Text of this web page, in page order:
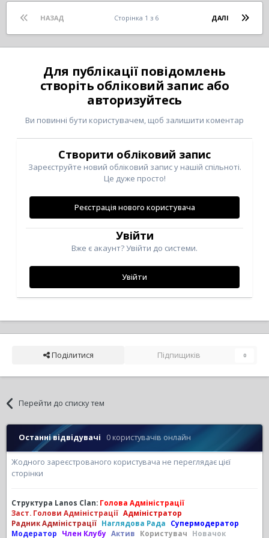
НАЗАД ДАЛІ
Сторінка 1 з 6
Для публікації повідомлень
створіть обліковий запис або
авторизуйтесь
Ви повинні бути користувачем, щоб залишити коментар
Створити обліковий запис
Зареєструйте новий обліковий запис у нашій спільноті.
Це дуже просто!
Реєстрація нового користувача
Увійти
Вже є акаунт? Увійти до системи.
Увійти
Поділитися Підпищиків 0
Перейти до списку тем
Останні відвідувачі 0 користувачів онлайн
Жодного зареєстрованого користувача не переглядає цієї
сторінки
Структура Lanos Clan: Голова Адміністрації
Заст. Голови Адміністрації Адміністратор
Радник Адміністрації Наглядова Рада
Супермодератор
Модератор
Член Клубу Актив Користувач
Новачок